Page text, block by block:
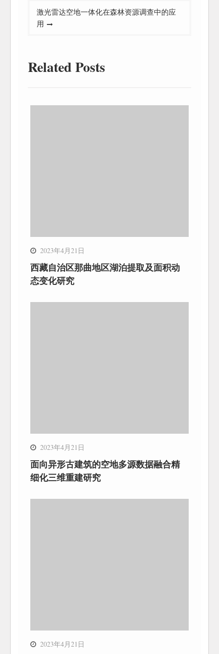
航激光雷达空地一体化在森林资源调查中的应
用
Related Posts
2023年4月21日
西藏自治区那曲地区湖泊提取及面积动
态变化研究
2023年4月21日
面向异形古建筑的空地多源数据融合精
细化三维重建研究
2023年4月21日